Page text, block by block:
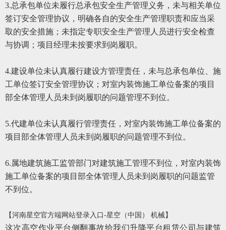
3.总承包单位未履行总承包安全生产管理义务，未与相关单位
签订安全管理协议，明确各自的安全生产管理职责和应当采
取的安全措施；未指定专职安全生产管理人员进行安全检查
与协调；项目经理未按要求到岗履职。
4.建设单位未认真履行建设方管理责任，未与总承包单位、施
工单位签订安全管理协议；对室内装饰施工单位备案的项目
部全体管理人员未到岗履职的问题管理不到位。
5.代建单位未认真履行管理责任，对室内装饰施工单位备案的
项目部全体管理人员未到岗履职的问题管理不到位。
6.属地建筑施工监管部门对建筑施工管理不到位，对室内装饰
施工单位备案的项目部全体管理人员未到岗履职的问题监管
不到位。
【河南星空官方端网站登录入口-星空（中国） 机械】
这次高空作业平台侧翻事故给我们升降平台租赁公司与建筑